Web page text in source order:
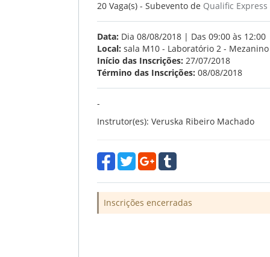
20 Vaga(s) - Subevento de Qualific Express
Data: Dia 08/08/2018 | Das 09:00 às 12:00
Local: sala M10 - Laboratório 2 -
Início das Inscrições: 27/07/2018
Término das Inscrições: 08/08/2018
-
Instrutor(es): Veruska Ribeiro Machado
Inscrições encerradas